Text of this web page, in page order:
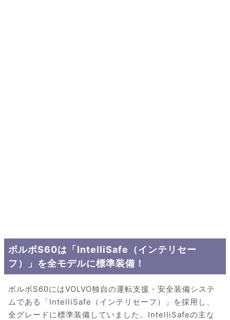
ボルボS60は「IntelliSafe（インテリセー
フ）」を全モデルに標準装備！
ボルボS60にはVOLVO独自の運転支援・安全装備システ
ムである「IntelliSafe（インテリセーフ）」を採用し、
全グレードに標準装備していました。IntelliSafeの主な